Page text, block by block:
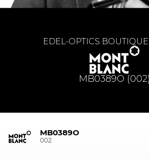
MB0389O (002)
EDEL-OPTICS
MB0389O
002